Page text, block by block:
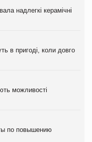
надлегкі керамічні
в пригоді, коли довго
можливості
по повышению